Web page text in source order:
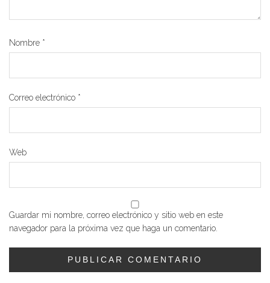
Nombre *
Correo electrónico *
Web
Guardar mi nombre, correo electrónico y sitio web en este
navegador para la próxima vez que haga un comentario.